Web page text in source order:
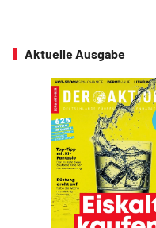
Aktuelle Ausgabe